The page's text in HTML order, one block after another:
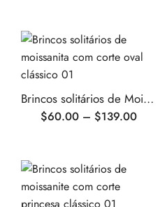
Brincos solitários de Moissanite com corte oval clássico
$60.00 – $139.00